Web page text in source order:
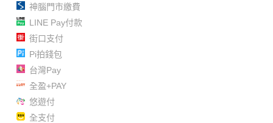
神腦門市繳費
LINE Pay付款
街口支付
Pi拍錢包
台灣Pay
全盈+PAY
悠遊付
全支付